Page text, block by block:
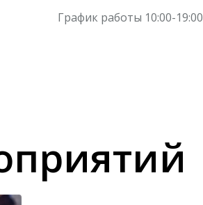
График работы 10:00-19:00